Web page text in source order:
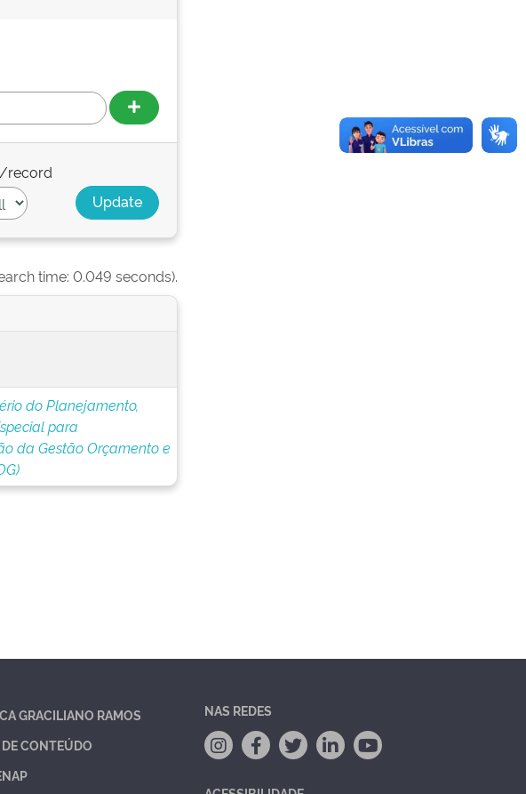
record
time: 0.049 seconds).
do Planejamento,
para
da Gestão Orçamento e
GRACILIANO RAMOS
CONTEÚDO
NAS REDES